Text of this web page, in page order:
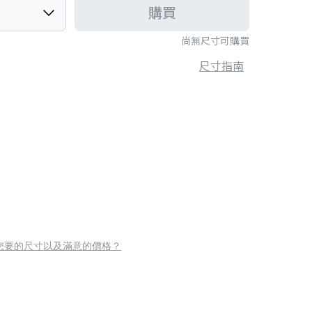
尚無尺寸可購買
購買
尺寸指南
要的尺寸以及滿意的價格？